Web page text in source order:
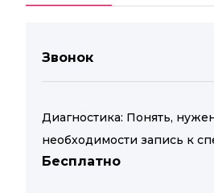
Звонок
Диагностика: Понять,
необходимости запись к
Бесплатно